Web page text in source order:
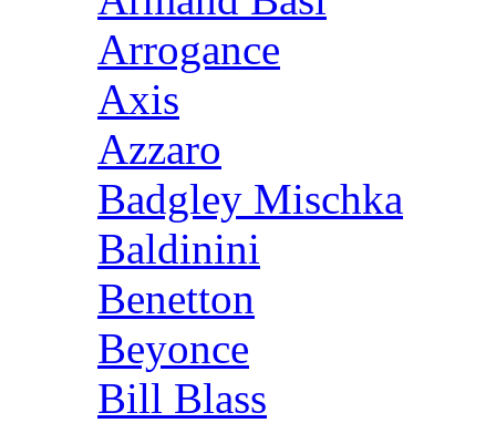
Arrogance
Axis
Azzaro
Badgley Mischka
Baldinini
Benetton
Beyonce
Bill Blass